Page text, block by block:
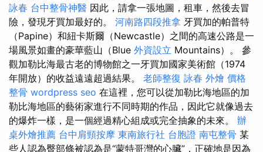
詠春 台中整骨神醫 因此，請拿一張地圖，租車，然後去冒
險，發現牙買加最好的。 河南路四段推拿 牙買加的帕普特
（Papine）和紐卡斯爾（Newcastle）之間的高速公路是一
場風景如畫的豪華藍山（Blue 外資設立 Mountains）。 參
觀加勒比海最古老的博物館之一牙買加國家美術館（1974
年開放）的收益遠遠超過結果。 老師整復 詠春 外燴 價格
整骨 wordpress seo 在這裡，您可以從加勒比海地區的加
勒比海地區的藝術家進行不同時期的作品，因此它就像過去
的爆炸一樣，是一個經過精心組成或完全抽象的未來。 辦
桌外燴推薦 台中肩頸按摩 東南旅行社 台胞證 南屯整骨 某
些人認為臀部條被認為是“蒙特哥灣的心臟”，正確地是因為